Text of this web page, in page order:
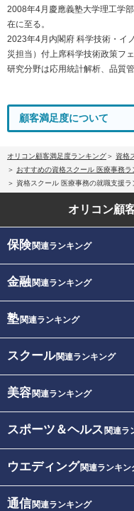
2008年4月慶應義塾大学理工学
在に至る。
2023年4月内閣府 科学技術・イ
災担当）付上席科学技術政策フ
研究分野は応用統計解析、品質
顧客満足度について
オリコン顧客満足度ランキング
資格
おすすめの資格スクール 医療事務ラ
資格スクール 医療事務の就職支援
オリコン顧
保険関連ランキング
金融関連ランキング
塾関連ランキング
スクール関連ランキング
美容関連ランキング
スポーツ＆ヘルス 関連ラ
ウエディング関連ランキン
通信関連ランキング